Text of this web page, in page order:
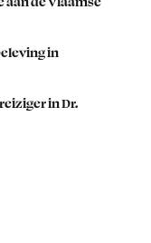
in
in Dr.